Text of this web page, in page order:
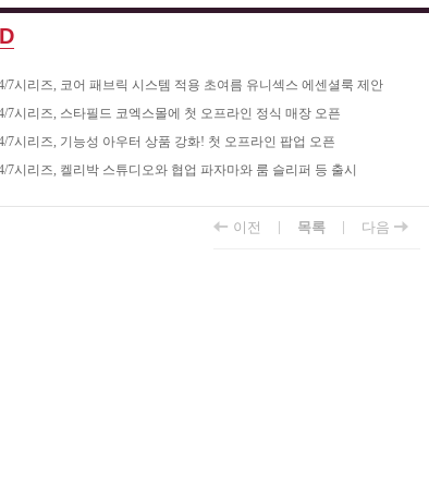
7시리즈, 코어 패브릭 시스템 적용 초여름 유니섹스 에센셜룩 제안
7시리즈, 스타필드 코엑스몰에 첫 오프라인 정식 매장 오픈
7시리즈, 기능성 아우터 상품 강화! 첫 오프라인 팝업 오픈
7시리즈, 켈리박 스튜디오와 협업 파자마와 룸 슬리퍼 등 출시
이전 | 목록 | 다음